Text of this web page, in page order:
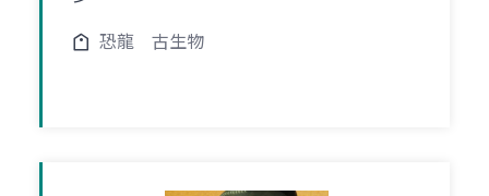
恐龍 古生物